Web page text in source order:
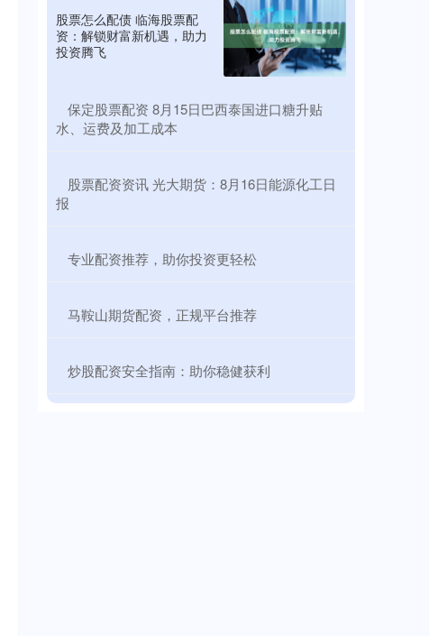
股票怎么配债 临海股票配
资：解锁财富新机遇，助力
投资腾飞
​保定股票配资 8月15日巴西泰国进口糖升贴
水、运费及加工成本
​股票配资资讯 光大期货：8月16日能源化工日
报
​专业配资推荐，助你投资更轻松
​马鞍山期货配资，正规平台推荐
​炒股配资安全指南：助你稳健获利